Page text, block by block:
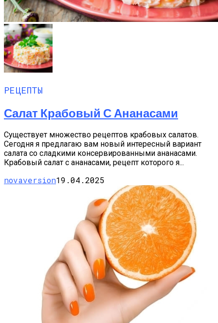
РЕЦЕПТЫ
Салат Крабовый С Ананасами
Существует множество рецептов крабовых салатов.
Сегодня я предлагаю вам новый интересный вариант
салата со сладкими консервированными ананасами.
Крабовый салат с ананасами, рецепт которого я...
novaversion19.04.2025